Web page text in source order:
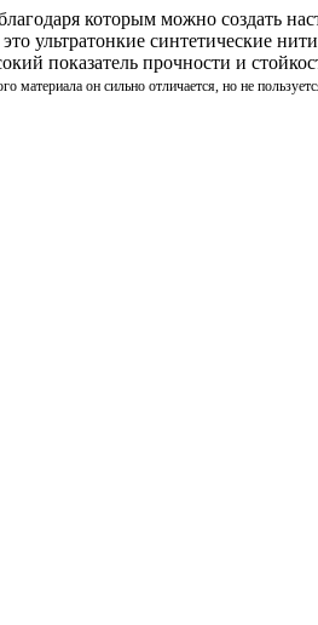
которым можно
ультратонкие синтетические
показатель прочности и
он сильно отличается, но не